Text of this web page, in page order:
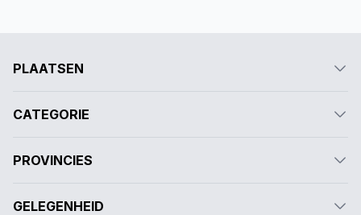
PLAATSEN
CATEGORIE
PROVINCIES
GELEGENHEID